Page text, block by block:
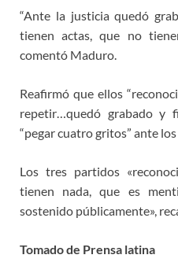
“Ante la justicia quedó
tienen actas, que no
comentó Maduro.
Reafirmó que ellos
repetir…quedó grabado y
“pegar cuatro gritos” ante
Los tres partidos
tienen nada, que es
sostenido públicamente»,
Tomado de Prensa latina